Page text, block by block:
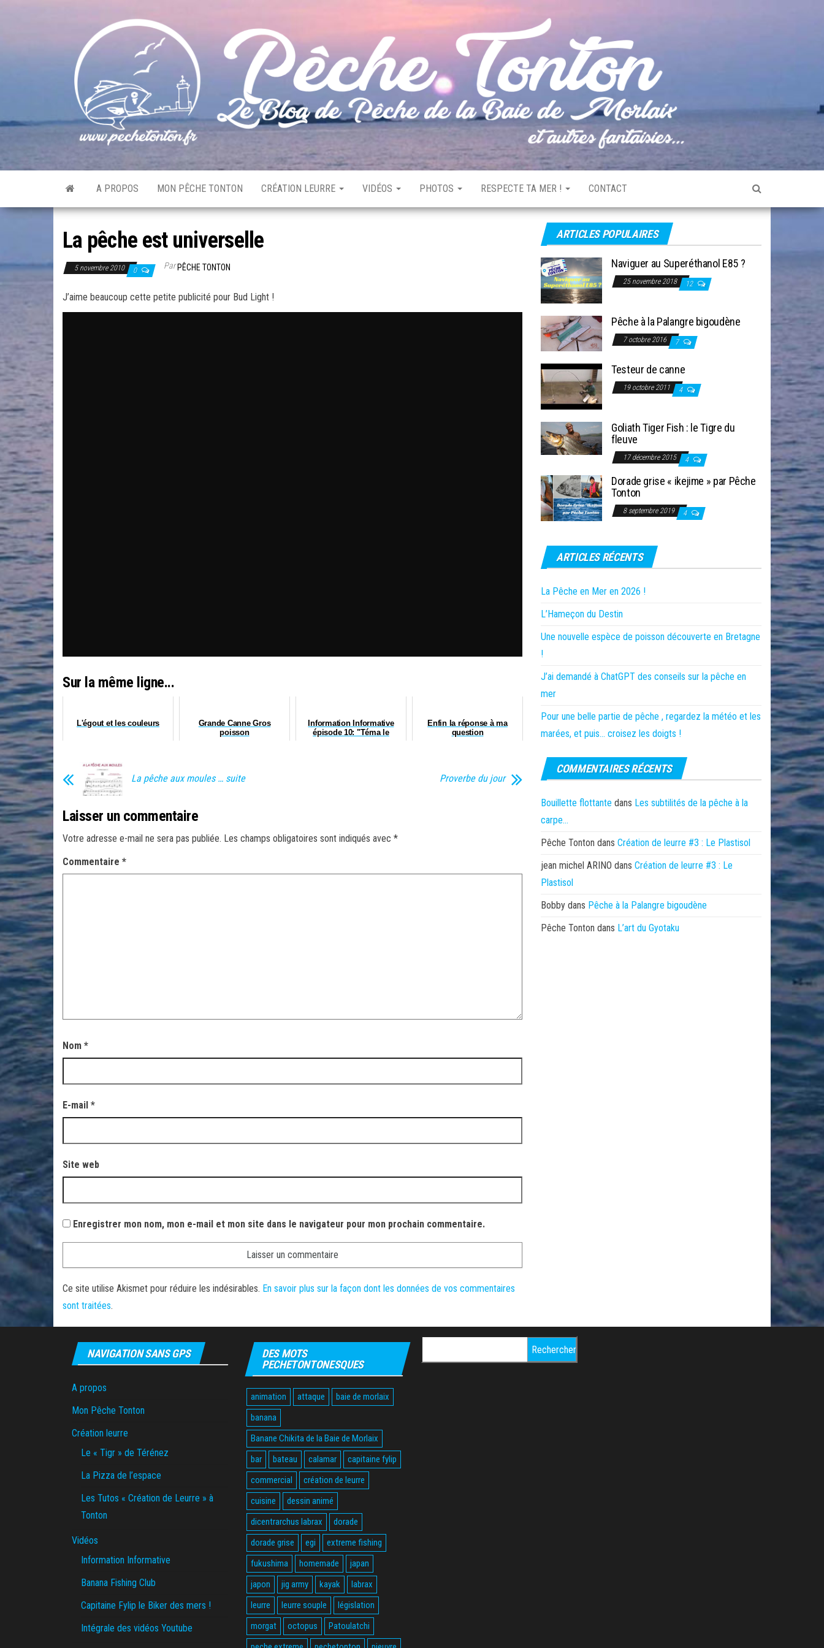
A PROPOS MON PÊCHE TONTON CRÉATION LEURRE VIDÉOS PHOTOS RESPECTE TA MER ! CONTACT
La pêche est universelle
5 novembre 2010 0 ParPÊCHE TONTON
J’aime beaucoup cette petite publicité pour Bud Light !
Sur la même ligne...
L'égout et les couleurs
Grande Canne Gros
poisson
Information Informative
épisode 10: "Téma le
Enfin la réponse à ma
question
La pêche aux moules … suite Proverbe du jour
Laisser un commentaire
Votre adresse e-mail ne sera pas publiée. Les champs obligatoires sont indiqués avec *
Commentaire *
Nom *
E-mail *
Site web
Enregistrer mon nom, mon e-mail et mon site dans le navigateur pour mon prochain commentaire.
Ce site utilise Akismet pour réduire les indésirables. En savoir plus sur la façon dont les données de vos commentaires
sont traitées.
ARTICLES POPULAIRES
Naviguer au Superéthanol E85 ?
25 novembre 2018 12
Pêche à la Palangre bigoudène
7 octobre 2016 7
Testeur de canne
19 octobre 2011 4
Goliath Tiger Fish : le Tigre du
fleuve
17 décembre 2015 4
Dorade grise « ikejime » par Pêche
Tonton
8 septembre 2019 4
ARTICLES RÉCENTS
La Pêche en Mer en 2026 !
L’Hameçon du Destin
Une nouvelle espèce de poisson découverte en Bretagne
!
J’ai demandé à ChatGPT des conseils sur la pêche en
mer
Pour une belle partie de pêche , regardez la météo et les
marées, et puis… croisez les doigts !
COMMENTAIRES RÉCENTS
Bouillette flottante dans Les subtilités de la pêche à la
carpe…
Pêche Tonton dans Création de leurre #3 : Le Plastisol
jean michel ARINO dans Création de leurre #3 : Le
Plastisol
Bobby dans Pêche à la Palangre bigoudène
Pêche Tonton dans L’art du Gyotaku
NAVIGATION SANS GPS
A propos
Mon Pêche Tonton
Création leurre
Le « Tigr » de Térénez
La Pizza de l’espace
Les Tutos « Création de Leurre » à
Tonton
Vidéos
Information Informative
Banana Fishing Club
Capitaine Fylip le Biker des mers !
Intégrale des vidéos Youtube
DES MOTS
PECHETONTONESQUES
animation attaque
baie de morlaix
banana
Banane Chikita de la Baie de Morlaix
bar
bateau calamar
capitaine fylip
commercial
création de leurre
cuisine
dessin animé
dicentrarchus labrax
dorade
dorade grise
egi
extreme fishing
fukushima
homemade
japan
japon
jig army kayak
labrax
leurre
leurre souple
législation
morgat
octopus
Patoulatchi